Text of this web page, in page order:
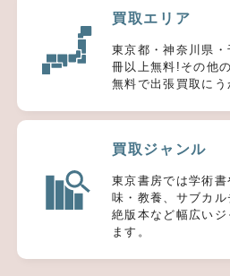
買取エリア
東京都・神奈川県
冊以上無料!その他
無料で出張買取にう
買取ジャンル
東京書房では学術
味・教養、サブカル
絶版本など幅広い
ます。